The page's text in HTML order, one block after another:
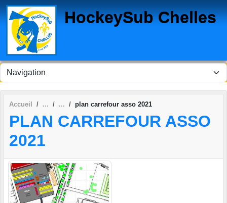
HockeySub Chelles
Accueil plan carrefour asso 2021
PLAN CARREFOUR ASSO
2021
Panneau de gestion des cookies